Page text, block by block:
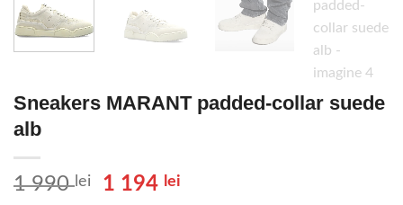
Sneakers MARANT padded-collar suede
alb
1 990 lei
Prețul
1 194 lei